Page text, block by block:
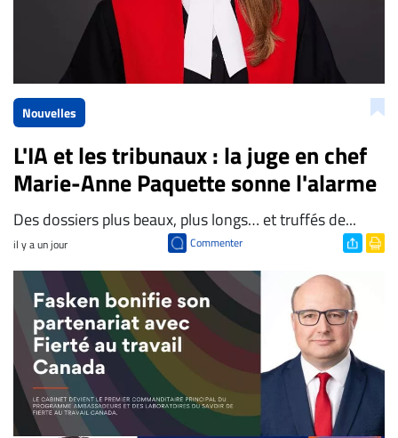
Nouvelles
L'IA et les tribunaux : la juge en chef
Marie-Anne Paquette sonne l'alarme
Des dossiers plus beaux, plus longs… et truffés de...
il y a un jour Commenter